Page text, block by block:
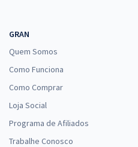
GRAN
Quem Somos
Como Funciona
Como Comprar
Loja Social
Programa de Afiliados
Trabalhe Conosco